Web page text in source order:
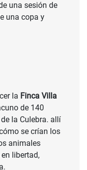
una sesión de
una copa y
la Finca Villa
de 140
la Culebra. allí
se crían los
animales
libertad,